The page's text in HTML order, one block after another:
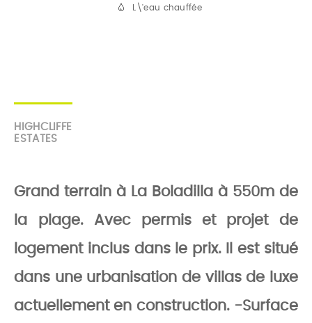
L\'eau chauffée
HIGHCLIFFE
ESTATES
Grand terrain à La Boladilla à 550m de
la plage. Avec permis et projet de
logement inclus dans le prix. Il est situé
dans une urbanisation de villas de luxe
actuellement en construction. -Surface